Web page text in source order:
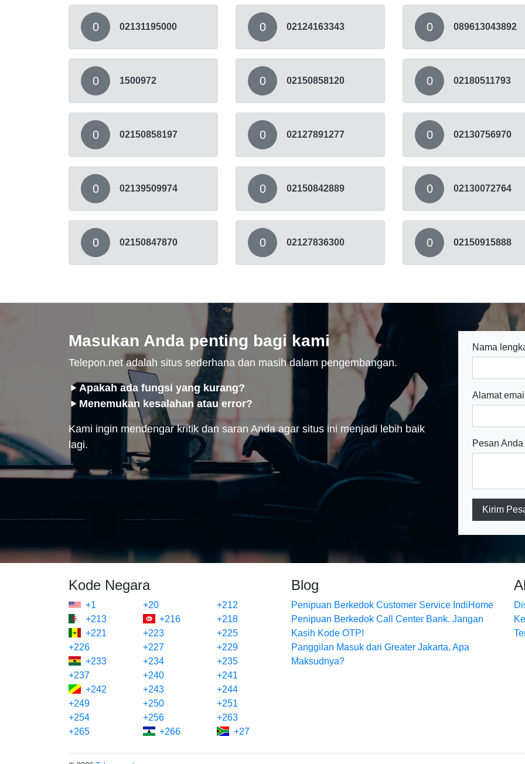
0 02131195000 0 02124163343 0 089613043892
0 1500972 0 02150858120 0 02180511793
0 02150858197 0 02127891277 0 02130756970
0 02139509974 0 02150842889 0 02130072764
0 02150847870 0 02127836300 0 02150915888
Masukan Anda penting bagi kami
Telepon.net adalah situs sederhana dan masih dalam pengembangan.
Apakah ada fungsi yang kurang?
Menemukan kesalahan atau error?
Kami ingin mendengar kritik dan saran Anda agar situs ini menjadi lebih baik
lagi.
Nama
Alamat
Pesan Anda
Kirim
Kode Negara
+1 +20
+212
+213
+216
+218
+221
+223
+225
+226
+227
+229
+233
+234
+235
+237
+240
+241
+242
+243
+244
+249
+250
+251
+254
+256
+263
+265
+266 +27
Blog
Penipuan Berkedok Customer Service IndiHome
Penipuan Berkedok Call Center Bank. Jangan
Kasih Kode OTP!
Panggilan Masuk dari Greater Jakarta, Apa
Maksudnya?